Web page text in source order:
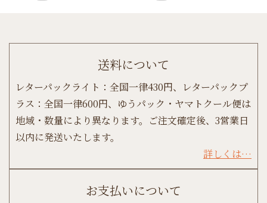
送料について
レターパックライト：全国一律430円、レターパックプ
ラス：全国一律600円、ゆうパック・ヤマトクール便は
地域・数量により異なります。ご注文確定後、3営業日
以内に発送いたします。
詳しくは…
お支払いについて